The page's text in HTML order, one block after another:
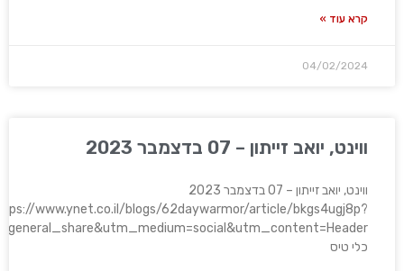
קרא עוד »
04/02/2024
ווינט, יואב זייתון – 07 בדצמבר 2023
ווינט, יואב זייתון – 07 בדצמבר 2023
www.ynet.co.il/blogs/62daywarmor/article/bkgs4ugj8p?
כלי טיס